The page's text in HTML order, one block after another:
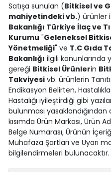
Satışa sunulan (Bitkisel ve
mahiyetindeki vb.) ürünler
Bakanlığı Türkiye İlaç ve
Kurumu "Geleneksel
Yönetmeliği" ve T.C Gıda
Bakanlığı ilgili kanunlarında
gereği Bitkisel Ürünlerin
Takviyesivb. ürünlerin
Endikasyon Belirten,
Hastalığı iyileştirdiği gibi
bulunması yasaklandığından
kısımda Ürün Markası, Ürün
Belge Numarası, Ürünün
Muhafaza Şartları ve Uyarı
bilgilendirmeleri bulunacaktır.